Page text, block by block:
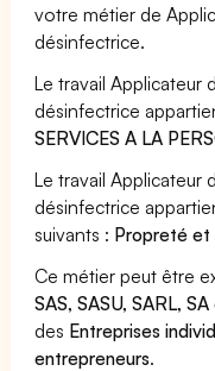
votre métier de
désinfectrice.
Le travail Applicateur
désinfectrice
SERVICES A LA
Le travail Applicateur
désinfectrice
suivants : Propreté et
Ce métier peut être
SAS, SASU, SARL,
des Entreprises
entrepreneurs.